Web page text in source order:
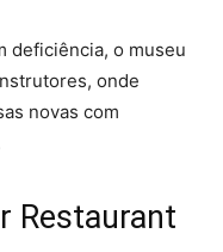
deficiência, o museu
onde
novas com
Restaurant